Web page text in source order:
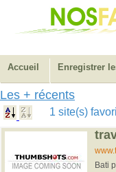
Accueil Enregistrer
Les + récents
1 site(s)
Bati